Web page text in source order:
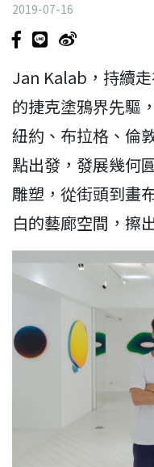
2019-07-16
Jan Kalab，持續
的捷克塗鴉界先驅
紐約、布拉格、倫
點出發，發展幾何
雕塑，從街頭到畫
白的藝廊空間，擦